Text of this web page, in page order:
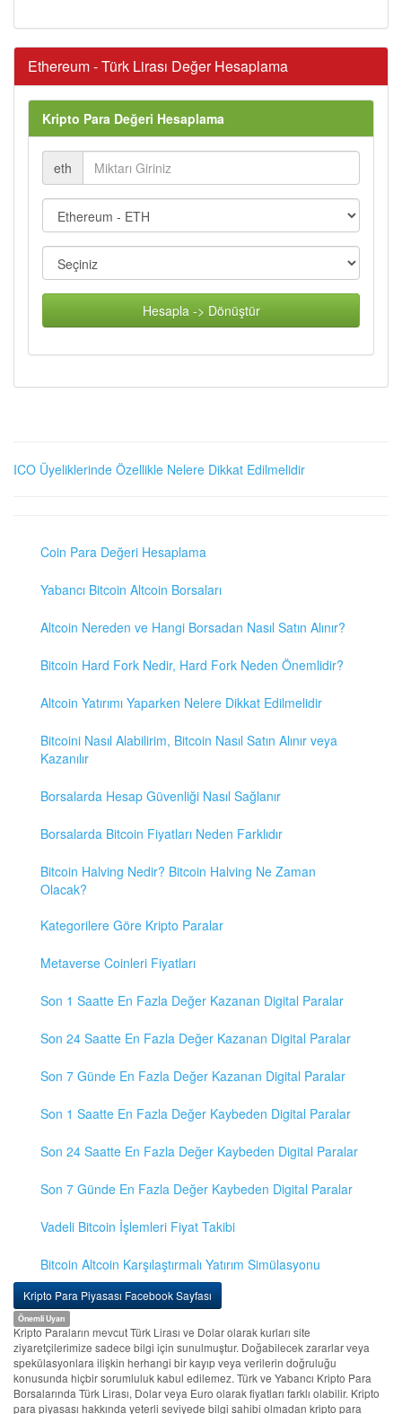
Ethereum - Türk Lirası Değer Hesaplama
Kripto Para Değeri Hesaplama
eth
Hesapla -> Dönüştür
ICO Üyeliklerinde Özellikle Nelere Dikkat Edilmelidir
Coin Para Değeri Hesaplama
Yabancı Bitcoin Altcoin Borsaları
Altcoin Nereden ve Hangi Borsadan Nasıl Satın Alınır?
Bitcoin Hard Fork Nedir, Hard Fork Neden Önemlidir?
Altcoin Yatırımı Yaparken Nelere Dikkat Edilmelidir
Bitcoini Nasıl Alabilirim, Bitcoin Nasıl Satın Alınır veya
Kazanılır
Borsalarda Hesap Güvenliği Nasıl Sağlanır
Borsalarda Bitcoin Fiyatları Neden Farklıdır
Bitcoin Halving Nedir? Bitcoin Halving Ne Zaman
Olacak?
Kategorilere Göre Kripto Paralar
Metaverse Coinleri Fiyatları
Son 1 Saatte En Fazla Değer Kazanan Digital Paralar
Son 24 Saatte En Fazla Değer Kazanan Digital Paralar
Son 7 Günde En Fazla Değer Kazanan Digital Paralar
Son 1 Saatte En Fazla Değer Kaybeden Digital Paralar
Son 24 Saatte En Fazla Değer Kaybeden Digital Paralar
Son 7 Günde En Fazla Değer Kaybeden Digital Paralar
Vadeli Bitcoin İşlemleri Fiyat Takibi
Bitcoin Altcoin Karşılaştırmalı Yatırım Simülasyonu
Kripto Para Piyasası Facebook Sayfası
Önemli Uyarı
Kripto Paraların mevcut Türk Lirası ve Dolar olarak kurları site
ziyaretçilerimize sadece bilgi için sunulmuştur. Doğabilecek zararlar veya
spekülasyonlara ilişkin herhangi bir kayıp veya verilerin doğruluğu
konusunda hiçbir sorumluluk kabul edilemez. Türk ve Yabancı Kripto Para
Borsalarında Türk Lirası, Dolar veya Euro olarak fiyatları farklı olabilir. Kripto
para piyasası hakkında yeterli seviyede bilgi sahibi olmadan kripto para